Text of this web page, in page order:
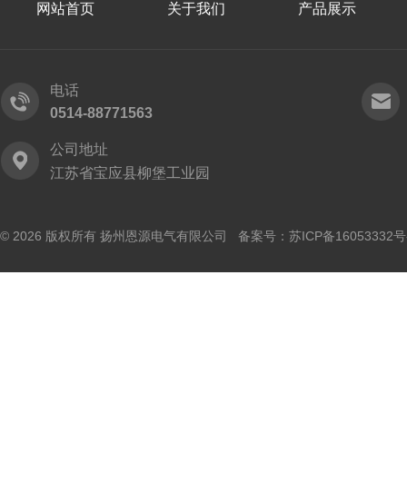
网站首页 关于我们 产品展示
电话
0514-88771563
公司地址
江苏省宝应县柳堡工业园
© 2026 版权所有 扬州恩源电气有限公司 备案号： 苏ICP备16053332